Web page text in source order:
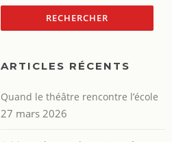
ARTICLES RÉCENTS
Quand le théâtre rencontre l’école
27 mars 2026